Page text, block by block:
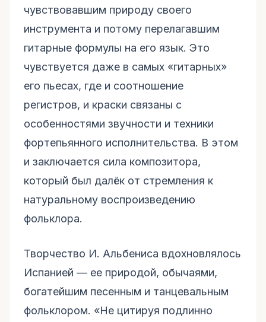
чувствовавшим природу своего
инструмента и потому перелагавшим
гитарные формулы на его язык. Это
чувствуется даже в самых «гитарных»
его пьесах, где и соотношение
регистров, и краски связаны с
особенностями звучности и техники
фортепьянного исполнительства. В этом
и заключается сила композитора,
который был далёк от стремления к
натуральному воспроизведению
фольклора.
Творчество И. Альбениса вдохновлялось
Испанией — ее природой, обычаями,
богатейшим песенным и танцевальным
фольклором. «Не цитируя подлинно